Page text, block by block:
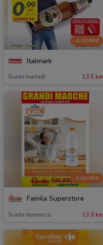
-4 GIORNI
Italmark
Scade martedì 13.5 km
-2 GIORNI
Famila Superstore
Scade domenica 13.9 km